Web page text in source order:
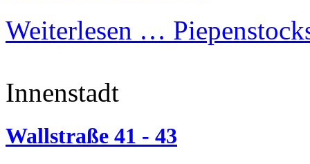
Weiterlesen …
Innenstadt
Wallstraße 41 - 43